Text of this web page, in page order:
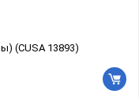
(CUSA 13893)